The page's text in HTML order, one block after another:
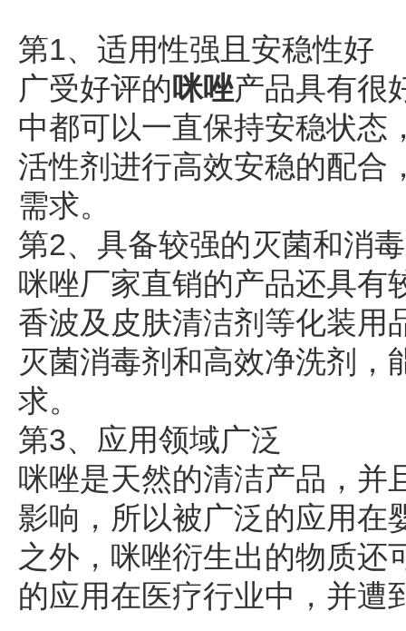
第1、适用性强且安稳性好
广受好评的咪唑产品具有很
中都可以一直保持安稳状态
活性剂进行高效安稳的配合
需求。
第2、具备较强的灭菌和消
咪唑厂家直销的产品还具有
香波及皮肤清洁剂等化装用
灭菌消毒剂和高效净洗剂，
求。
第3、应用领域广泛
咪唑是天然的清洁产品，并
影响，所以被广泛的应用在
之外，咪唑衍生出的物质还
的应用在医疗行业中，并遭